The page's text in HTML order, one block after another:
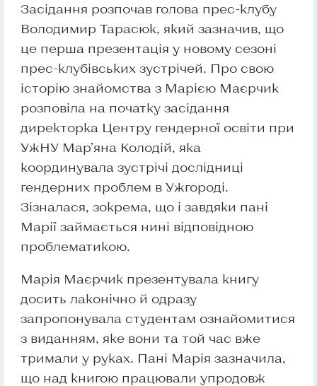
Засідання розпочав голова прес-клубу
Володимир Тарасюк, який зазначив, що
це перша презентація у новому сезоні
прес-клубівських зустрічей. Про свою
історію знайомства з Марією Маєрчик
розповіла на початку засідання
директорка Центру гендерної освіти при
УжНУ Мар’яна Колодій, яка
координувала зустрічі дослідниці
гендерних проблем в Ужгороді.
Зізналася, зокрема, що і завдяки пані
Марії займається нині відповідною
проблематикою.
Марія Маєрчик презентувала книгу
досить лаконічно й одразу
запропонувала студентам ознайомитися
з виданням, яке вони та той час вже
тримали у руках. Пані Марія зазначила,
що над книгою працювали упродовж